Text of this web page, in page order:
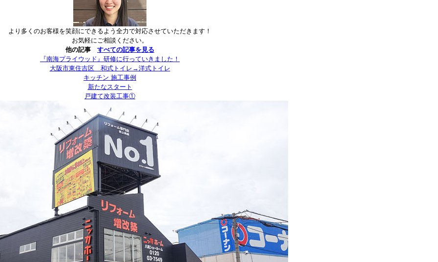
より多くのお客様を笑顔にできるよう全力で対応させていただきます！
お気軽にご相談ください。
他の記事 すべての記事を見る
『南海プライウッド』研修に行っていきました！
大阪市東住吉区 和式トイレ→洋式トイレ
キッチン 施工事例
新たなスタート
戸建て改装工事①